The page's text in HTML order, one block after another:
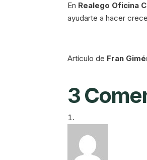
En Realego Oficina
ayudarte a hacer
Artículo de Fran
3